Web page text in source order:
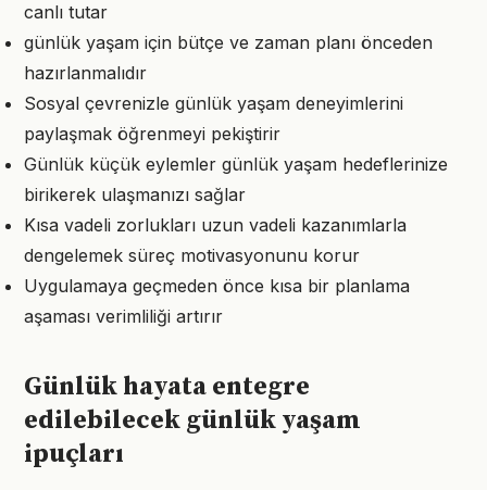
canlı tutar
günlük yaşam için bütçe ve zaman planı önceden
hazırlanmalıdır
Sosyal çevrenizle günlük yaşam deneyimlerini
paylaşmak öğrenmeyi pekiştirir
Günlük küçük eylemler günlük yaşam hedeflerinize
birikerek ulaşmanızı sağlar
Kısa vadeli zorlukları uzun vadeli kazanımlarla
dengelemek süreç motivasyonunu korur
Uygulamaya geçmeden önce kısa bir planlama
aşaması verimliliği artırır
Günlük hayata entegre
edilebilecek günlük yaşam
ipuçları